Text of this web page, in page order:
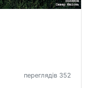
переглядів 352
❤